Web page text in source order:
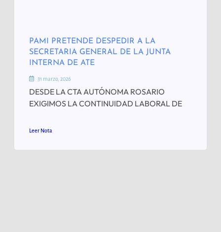
PAMI PRETENDE DESPEDIR A LA
SECRETARIA GENERAL DE LA JUNTA
INTERNA DE ATE
31 marzo, 2026
DESDE LA CTA AUTÓNOMA ROSARIO
EXIGIMOS LA CONTINUIDAD LABORAL DE
Leer Nota